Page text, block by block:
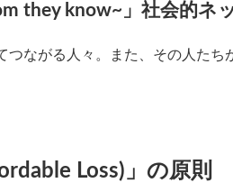
they know~」社会的ネ
ながる人々。また、その人たち
Loss)」の原則